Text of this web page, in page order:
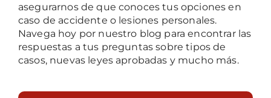
asegurarnos de que conoces tus opciones en
caso de accidente o lesiones personales.
Navega hoy por nuestro blog para encontrar las
respuestas a tus preguntas sobre tipos de
casos, nuevas leyes aprobadas y mucho más.